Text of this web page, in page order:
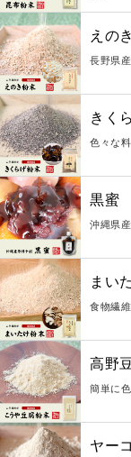
えの
長野県
きく
色々な
黒蜜
沖縄県
まい
食物繊
高野
簡単に
ヤー